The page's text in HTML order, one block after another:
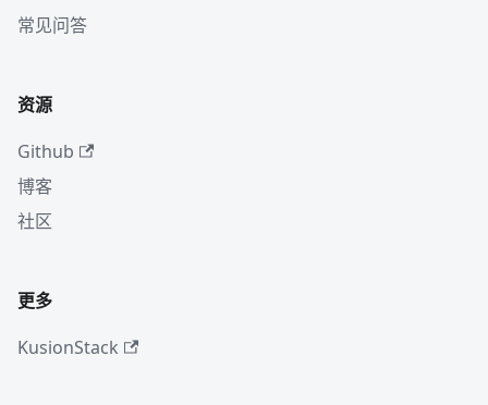
常见问答
资源
Github
博客
社区
更多
KusionStack